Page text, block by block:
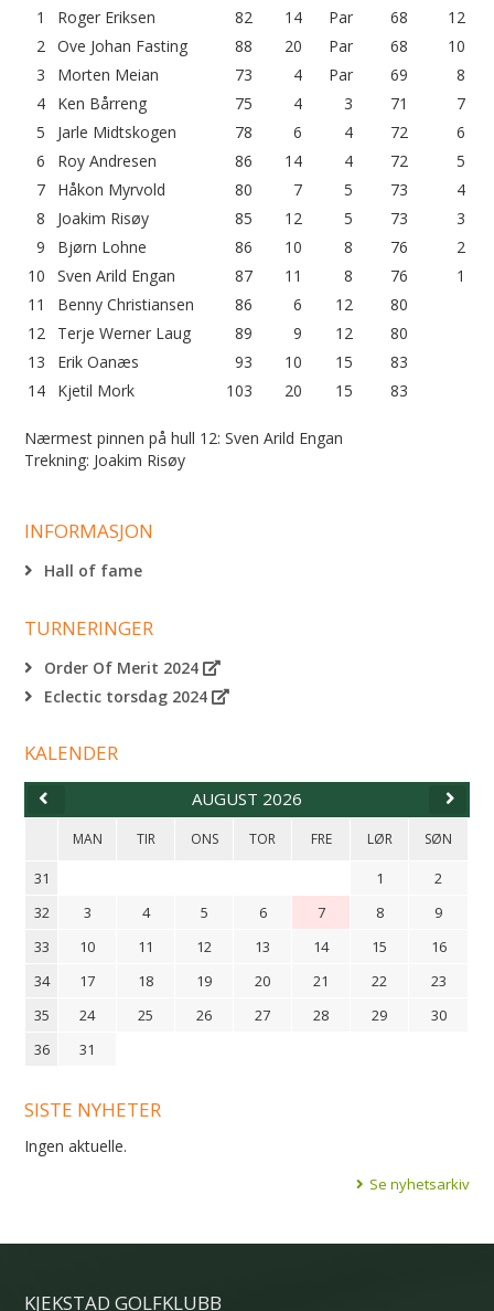
1
Roger Eriksen 82 14 Par 68
12
2
Ove Johan Fasting 88 20 Par 68
10
3
Morten Meian 73 4 Par 69
8
4
Ken Bårreng 75 4 3 71
7
5
Jarle Midtskogen 78 6 4 72
6
6
Roy Andresen 86 14 4 72
5
7
Håkon Myrvold 80 7 5 73
4
8
Joakim Risøy 85 12 5 73
3
9
Bjørn Lohne 86 10 8 76
2
10
Sven Arild Engan 87 11 8 76
1
11
Benny Christiansen 86 6 12
80
12
Terje Werner Laug 89 9 12
80
13
Erik Oanæs 93 10 15
83
14
Kjetil Mork 103 20 15 83
Nærmest pinnen på hull 12: Sven Arild Engan
Trekning: Joakim Risøy
INFORMASJON
Hall of fame
TURNERINGER
Order Of Merit 2024
Eclectic torsdag 2024
KALENDER
AUGUST 2026
MAN TIR ONS TOR FRE LØR SØN
31 1
2
32
3 4 5 6 7 8
9
33
10 11 12 13 14 15
16
34
17 18 19 20 21 22
23
35
24 25 26 27 28 29
30
36
31
SISTE NYHETER
Ingen aktuelle.
Se nyhetsarkiv
KJEKSTAD GOLFKLUBB